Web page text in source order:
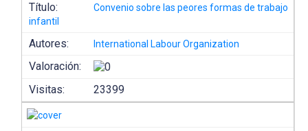
Título:
Convenio sobre las peores formas de trabajo
infantil
Autores: International Labour Organization
Valoración:
Visitas:
23399